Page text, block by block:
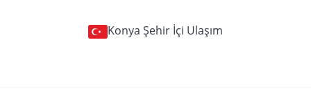
Konya Şehir İçi Ulaşım